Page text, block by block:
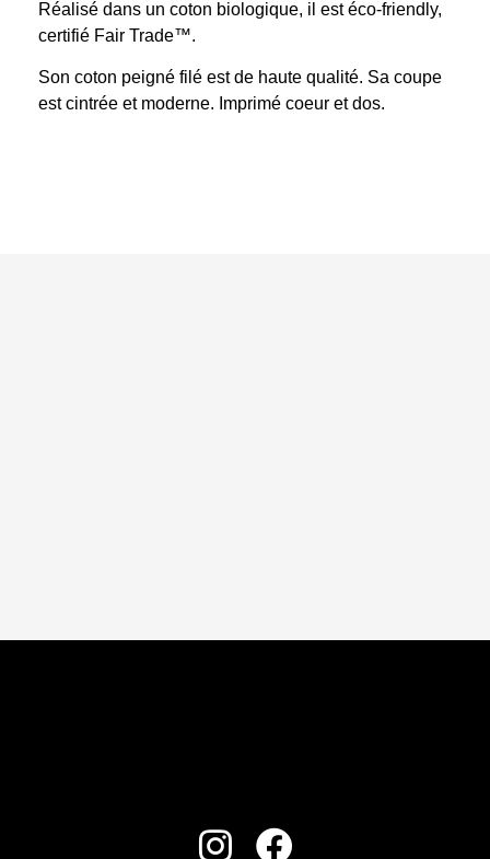
Réalisé dans un coton biologique, il est éco-friendly,
certifié Fair Trade™.
Son coton peigné filé est de haute qualité. Sa coupe
est cintrée et moderne. Imprimé coeur et dos.